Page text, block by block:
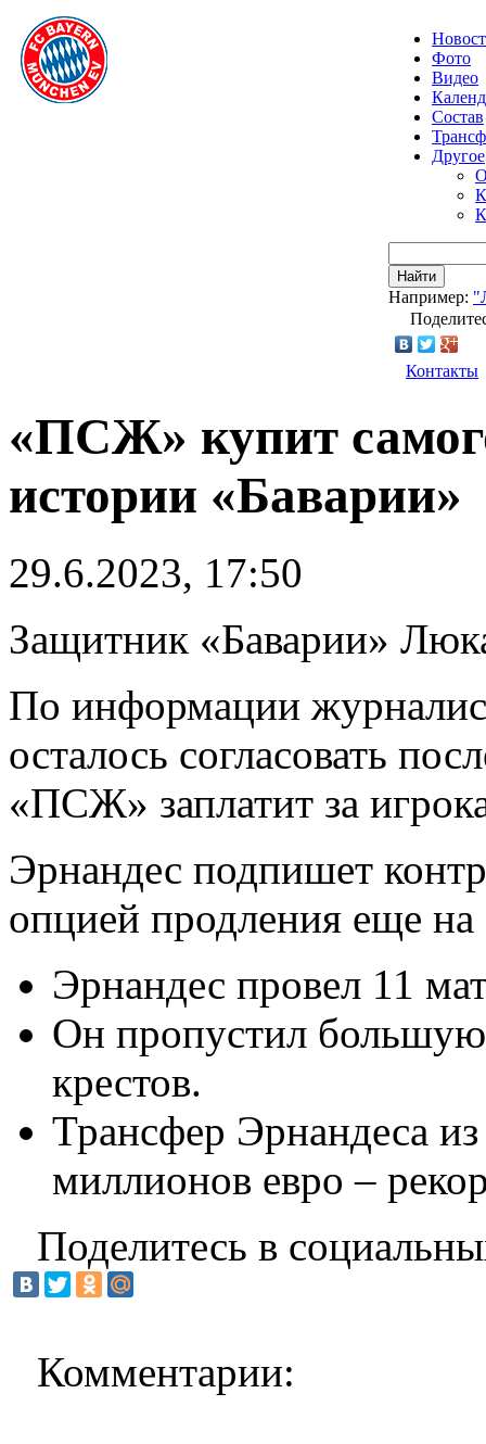
Фото
Видео
Состав
Другое
Найти
Например:
Контакты
«ПСЖ» купит
истории «Баварии»
29.6.2023, 17:50
Защитник «Баварии»
По информации
осталось согласовать
«ПСЖ» заплатит за
Эрнандес подпишет
опцией продления еще на
Эрнандес провел 11
Он пропустил большую
крестов.
Трансфер Эрнандеса
миллионов евро –
Поделитесь в
Комментарии: